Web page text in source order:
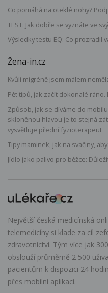
Co pomáhá na oteklé nohy?
TEST: Jak dobře se vyznáte ve
Výsledky testu EQ: Co prozradil
Žena-in.cz
Kvůli migréně jsem málem
Pět tipů, jak začít dokonalé
Způsob, jak se díváme do
skloněnou hlavou je to stejná
vysvětluje přední fyzioterapeut
Tipy maminek, jak na svačiny,
Jídlo jako palivo pro běžce:
Největší česká medicínská
telemedicíny si klade za cíl
zdravotnictví. Tým více jak
obslouží průměrně 2 500
pacientům k dispozici 24
přes mobilní aplikaci.